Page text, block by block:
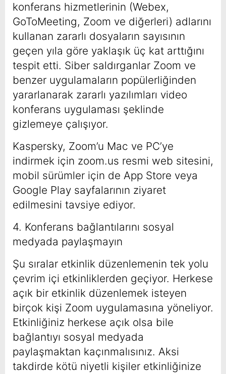
konferans hizmetlerinin (Webex,
GoToMeeting, Zoom ve diğerleri) adlarını
kullanan zararlı dosyaların sayısının
geçen yıla göre yaklaşık üç kat arttığını
tespit etti. Siber saldırganlar Zoom ve
benzer uygulamaların popülerliğinden
yararlanarak zararlı yazılımları video
konferans uygulaması şeklinde
gizlemeye çalışıyor.
Kaspersky, Zoom’u Mac ve PC’ye
indirmek için zoom.us resmi web sitesini,
mobil sürümler için de App Store veya
Google Play sayfalarının ziyaret
edilmesini tavsiye ediyor.
4. Konferans bağlantılarını sosyal
medyada paylaşmayın
Şu sıralar etkinlik düzenlemenin tek yolu
çevrim içi etkinliklerden geçiyor. Herkese
açık bir etkinlik düzenlemek isteyen
birçok kişi Zoom uygulamasına yöneliyor.
Etkinliğiniz herkese açık olsa bile
bağlantıyı sosyal medyada
paylaşmaktan kaçınmalısınız. Aksi
takdirde kötü niyetli kişiler etkinliğinize